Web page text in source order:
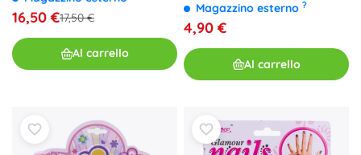
16,50 €17,50 €
Al carrello
Magazzino esterno ?
4,90 €
Al carrello